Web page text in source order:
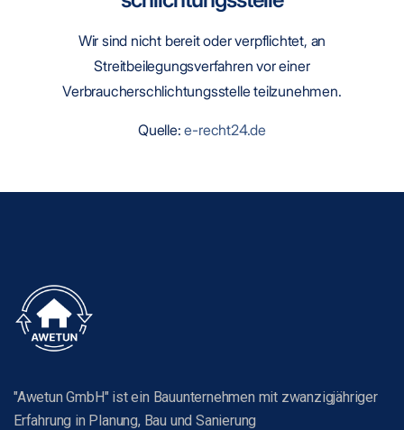
Wir sind nicht bereit oder verpflichtet, an
Streitbeilegungsverfahren vor einer
Verbraucherschlichtungsstelle teilzunehmen.
Quelle:e-recht24.de
"Awetun GmbH" ist ein Bauunternehmen mit zwanzigjähriger
Erfahrung in Planung, Bau und Sanierung